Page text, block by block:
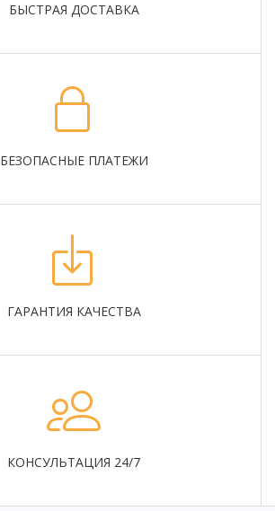
БЫСТРАЯ ДОСТАВКА
БЕЗОПАСНЫЕ ПЛАТЕЖИ
ГАРАНТИЯ КАЧЕСТВА
КОНСУЛЬТАЦИЯ 24/7